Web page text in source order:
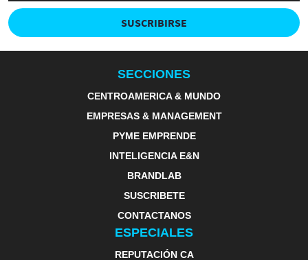
SUSCRIBIRSE
SECCIONES
CENTROAMERICA & MUNDO
EMPRESAS & MANAGEMENT
PYME EMPRENDE
INTELIGENCIA E&N
BRANDLAB
SUSCRIBETE
CONTACTANOS
ESPECIALES
REPUTACIÓN CA